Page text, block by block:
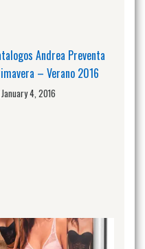
Andrea Preventa
– Verano 2016
January 4, 2016